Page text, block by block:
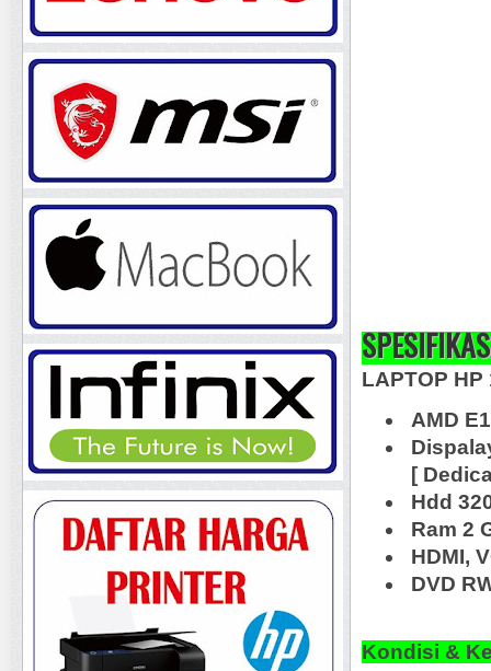
LAPTOP HP
AMD
[
Hdd
Ram 2
HDMI,
DVD
Kondisi &